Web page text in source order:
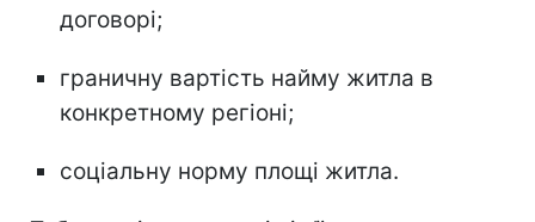
договорі;
граничну вартість найму житла в
конкретному регіоні;
соціальну норму площі житла.